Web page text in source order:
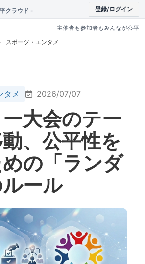
クラウド - 登録/ログイン
主催者も参加者もみんなが公平
スポーツ・エンタメ
タメ 2026/07/07
大会のテー
、公平性を
の「ランダ
ール